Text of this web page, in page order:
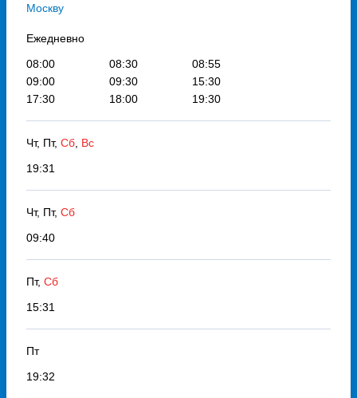
Москву
Ежедневно
08:00
08:30
08:55
09:00
09:30
15:30
17:30
18:00 19:30
Чт, Пт, Сб Вс
19:31
Чт, Пт, Сб
09:40
Пт, Сб
15:31
Пт
19:32